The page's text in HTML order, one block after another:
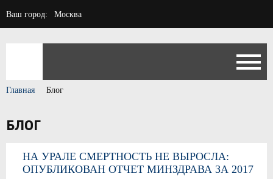
Ваш город: Москва
Главная Блог
БЛОГ
НА УРАЛЕ СМЕРТНОСТЬ НЕ ВЫРОСЛА:
ОПУБЛИКОВАН ОТЧЕТ МИНЗДРАВА ЗА 2017